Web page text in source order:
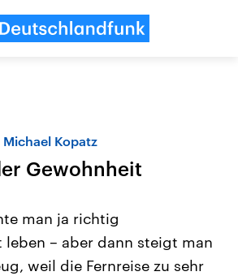
Kopatz
Gewohnheit
man ja richtig
– aber dann steigt man
weil die Fernreise zu sehr